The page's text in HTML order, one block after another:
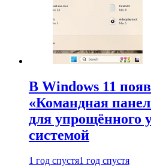
В Windows 11
«Командная
для упрощённого
системой
1 год спустя1 год спустя